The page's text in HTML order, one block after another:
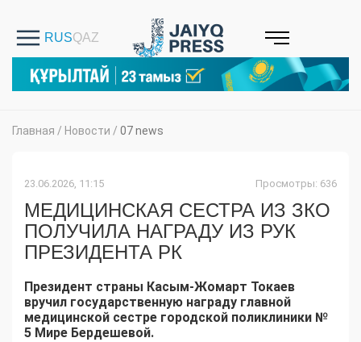
Главная / Новости / 07 news
23.06.2026, 11:15 Просмотры: 636
МЕДИЦИНСКАЯ СЕСТРА ИЗ ЗКО
ПОЛУЧИЛА НАГРАДУ ИЗ РУК
ПРЕЗИДЕНТА РК
Президент страны Касым-Жомарт Токаев
вручил государственную награду главной
медицинской сестре городской поликлиники №
5 Мире Бердешевой.